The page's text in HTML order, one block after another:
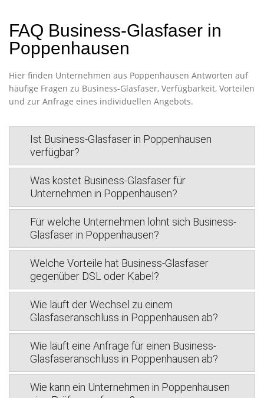
FAQ Business-Glasfaser in
Poppenhausen
Hier finden Unternehmen aus Poppenhausen Antworten auf
häufige Fragen zu Business-Glasfaser, Verfügbarkeit, Vorteilen
und zur Anfrage eines individuellen Angebots.
Ist Business-Glasfaser in Poppenhausen
verfügbar?
Was kostet Business-Glasfaser für
Unternehmen in Poppenhausen?
Für welche Unternehmen lohnt sich Business-
Glasfaser in Poppenhausen?
Welche Vorteile hat Business-Glasfaser
gegenüber DSL oder Kabel?
Wie läuft der Wechsel zu einem
Glasfaseranschluss in Poppenhausen ab?
Wie läuft eine Anfrage für einen Business-
Glasfaseranschluss in Poppenhausen ab?
Wie kann ein Unternehmen in Poppenhausen